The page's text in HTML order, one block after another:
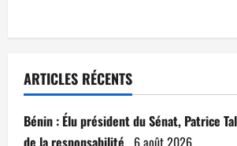
ARTICLES RÉCENTS
Bénin : Élu président du Sénat, Patrice
de la responsabilité 6 août 2026